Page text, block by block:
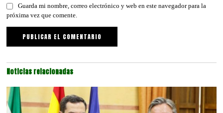
Guarda mi nombre, correo electrónico y web en este navegador para la
próxima vez que comente.
Noticias relacionadas